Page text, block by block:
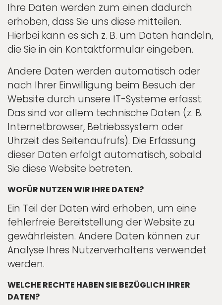
Ihre Daten werden zum einen dadurch
erhoben, dass Sie uns diese mitteilen.
Hierbei kann es sich z. B. um Daten handeln,
die Sie in ein Kontaktformular eingeben.
Andere Daten werden automatisch oder
nach Ihrer Einwilligung beim Besuch der
Website durch unsere IT-Systeme erfasst.
Das sind vor allem technische Daten (z. B.
Internetbrowser, Betriebssystem oder
Uhrzeit des Seitenaufrufs). Die Erfassung
dieser Daten erfolgt automatisch, sobald
Sie diese Website betreten.
WOFÜR NUTZEN WIR IHRE DATEN?
Ein Teil der Daten wird erhoben, um eine
fehlerfreie Bereitstellung der Website zu
gewährleisten. Andere Daten können zur
Analyse Ihres Nutzerverhaltens verwendet
werden.
WELCHE RECHTE HABEN SIE BEZÜGLICH IHRER
DATEN?